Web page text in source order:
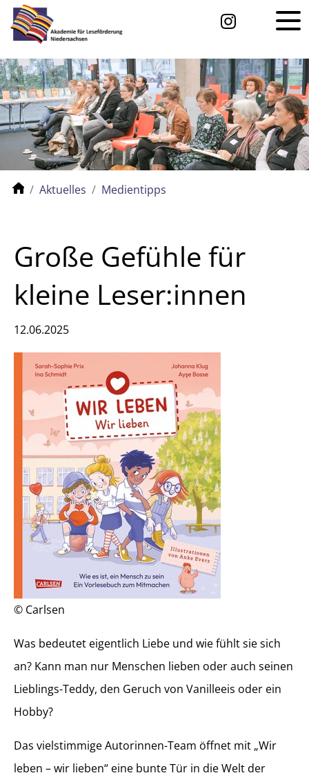
Aktuelles Medientipps
Große Gefühle für
kleine Leser:innen
12.06.2025
© Carlsen
Was bedeutet eigentlich Liebe und wie fühlt sie sich
an? Kann man nur Menschen lieben oder auch seinen
Lieblings-Teddy, den Geruch von Vanilleeis oder ein
Hobby?
Das vielstimmige Autorinnen-Team öffnet mit „Wir
leben – wir lieben“ eine bunte Tür in die Welt der